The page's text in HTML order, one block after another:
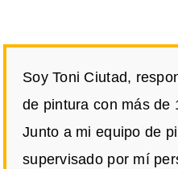
Soy Toni Ciutad,
de pintura con más de
Junto a mi equipo de
supervisado por mí